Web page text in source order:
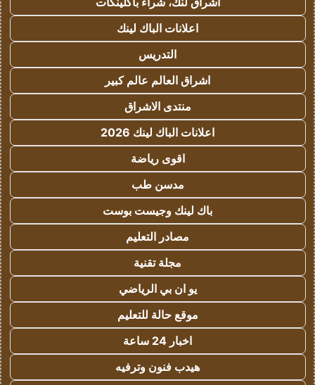
اعلانات الباك لينك
التدريس
اشراق العالم عالم كبير
منتدى الاشراق
اعلانات الباك لينك 2026
اقوى رياضة
مدسن طب
باك لينك وجيست بوست
مصادر التعليم
مجلة تقنية
يو ان بي الرياضي
موقع حالة للتعليم
اخبار 24 ساعة
هيدب فنون وترفيه